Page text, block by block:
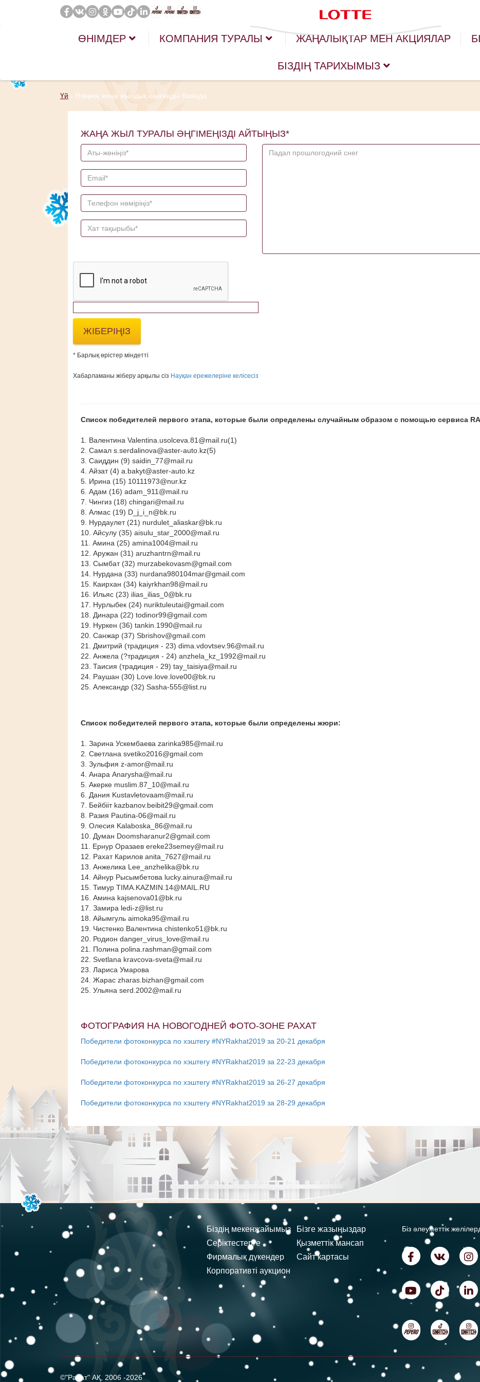
ӨНІМДЕР КОМПАНИЯ ТУРАЛЫ ЖАҢАЛЫҚТАР МЕН АКЦИЯЛАР
БІЗДІҢ ТАРИХЫМЫЗ
Үй › Өзіңнің жаңа жылдық оқиғаңды баянда
ЖАҢА ЖЫЛ ТУРАЛЫ ӘҢГІМЕҢІЗДІ АЙТЫҢЫЗ*
* Барлық өрістер міндетті
Хабарламаны жіберу арқылы сіз Науқан ережелеріне келісесіз
Список победителей первого этапа, которые были определены случайным образом с помощью сервиса
1. Валентина Valentina.usolceva.81@mail.ru(1)
2. Самал s.serdalinova@aster-auto.kz(5)
3. Саиддин (9) saidin_77@mail.ru
4. Айзат (4) a.bakyt@aster-auto.kz
5. Ирина (15) 10111973@nur.kz
6. Адам (16) adam_911@mail.ru
7. Чингиз (18) chingari@mail.ru
8. Алмас (19) D_j_i_n@bk.ru
9. Нурдаулет (21) nurdulet_aliaskar@bk.ru
10. Айсулу (35) aisulu_star_2000@mail.ru
11. Амина (25) amina1004@mail.ru
12. Аружан (31) aruzhantrn@mail.ru
13. Сымбат (32) murzabekovasm@gmail.com
14. Нурдана (33) nurdana980104mar@gmail.com
15. Каирхан (34) kaiyrkhan98@mail.ru
16. Ильяс (23) ilias_ilias_0@bk.ru
17. Нурлыбек (24) nuriktuleutai@gmail.com
18. Динара (22) todinor99@gmail.com
19. Нуркен (36) tankin.1990@mail.ru
20. Санжар (37) Sbrishov@gmail.com
21. Дмитрий (традиция - 23) dima.vdovtsev.96@mail.ru
22. Анжела (?традиция - 24) anzhela_kz_1992@mail.ru
23. Таисия (традиция - 29) tay_taisiya@mail.ru
24. Раушан (30) Love.love.love00@bk.ru
25. Александр (32) Sasha-555@list.ru
Список победителей первого этапа, которые были определены жюри:
1. Зарина Ускембаева zarinka985@mail.ru
2. Светлана svetiko2016@gmail.com
3. Зульфия z-amor@mail.ru
4. Анара Anarysha@mail.ru
5. Акерке muslim.87_10@mail.ru
6. Дания Kustavletovaam@mail.ru
7. Бейбііт kazbanov.beibit29@gmail.com
8. Разия Pautina-06@mail.ru
9. Олесия Kalaboska_86@mail.ru
10. Думан Doomsharanur2@gmail.com
11. Ернур Оразаев ereke23semey@mail.ru
12. Рахат Карилов anita_7627@mail.ru
13. Анжелика Lee_anzhelika@bk.ru
14. Айнур Рысымбетова lucky.ainura@mail.ru
15. Тимур TIMA.KAZMIN.14@MAIL.RU
16. Амина kajsenova01@bk.ru
17. Замира ledi-z@list.ru
18. Айымгуль aimoka95@mail.ru
19. Чистенко Валентина chistenko51@bk.ru
20. Родион danger_virus_love@mail.ru
21. Полина polina.rashman@gmail.com
22. Svetlana kravcova-sveta@mail.ru
23. Лариса Умарова
24. Жарас zharas.bizhan@gmail.com
25. Ульяна serd.2002@mail.ru
ФОТОГРАФИЯ НА НОВОГОДНЕЙ ФОТО-ЗОНЕ РАХАТ
Победители фотоконкурса по хэштегу #NYRakhat2019 за 20-21 декабря
Победители фотоконкурса по хэштегу #NYRakhat2019 за 22-23 декабря
Победители фотоконкурса по хэштегу #NYRakhat2019 за 26-27 декабря
Победители фотоконкурса по хэштегу #NYRakhat2019 за 28-29 декабря
Біздің мекенжайымыз
Бізге жазыңыздар
Серіктестерге
Қызметтік мансап
Фирмалық дүкендер
Сайт картасы
Корпоративті аукцион
Біз әлеуметтік
©"Рахат" АҚ, 2006 -2026